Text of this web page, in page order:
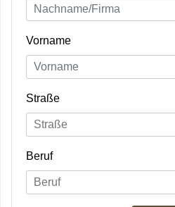
Vorname
Straße
Beruf